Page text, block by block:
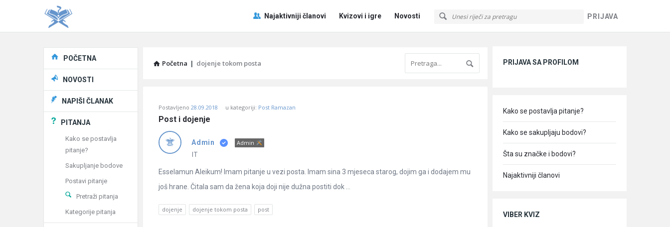
PRIJAVA
Pitaj
Učene
Navigacija
Najaktivniji članovi Kvizovi i igre Novosti
Početna | dojenje tokom posta
Učene
Latest
Pitanja
Postavljeno 28.09.2018 u kategoriji: Post Ramazan
Post i dojenje
Admin Admin
IT
Esselamun Aleikum! Imam pitanje u vezi posta. Imam sina 3 mjeseca starog, dojim ga i dodajem mu
još hrane. Čitala sam da žena koja doji nije dužna postiti dok ...
dojenje dojenje tokom posta post
PRIJAVA SA PROFILOM
Kako se postavlja pitanje?
Kako se sakupljaju bodovi?
Šta su značke i bodovi?
Najaktivniji članovi
VIBER KVIZ
Explore
POČETNA
NOVOSTI
NAPIŠI ČLANAK
PITANJA
Kako se postavlja
pitanje?
Sakupljanje bodove
Postavi pitanje
Pretraži pitanja
Kategorije pitanja